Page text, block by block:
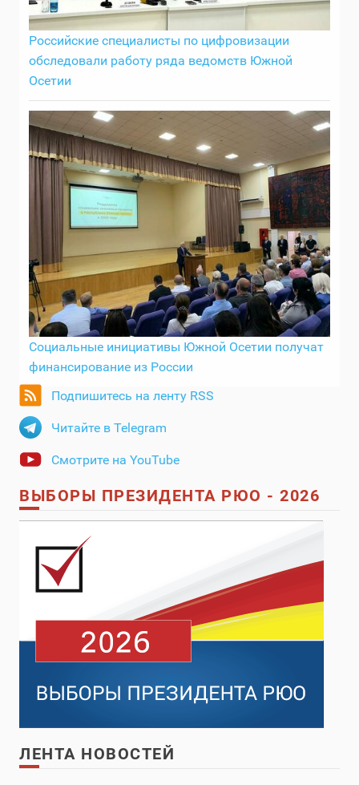
Российские специалисты по цифровизации
обследовали работу ряда ведомств Южной
Осетии
Социальные инициативы Южной Осетии получат
финансирование из России
Подпишитесь на ленту RSS
Читайте в Telegram
Смотрите на YouTube
ВЫБОРЫ ПРЕЗИДЕНТА РЮО - 2026
ЛЕНТА НОВОСТЕЙ